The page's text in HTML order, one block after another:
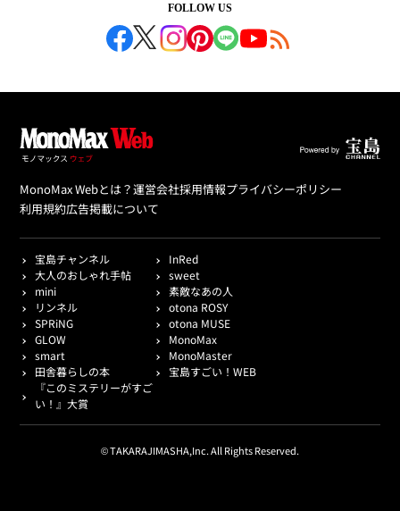
FOLLOW US
MonoMax Webとは？運営会社採用情報プライバシーポリシー
利用規約広告掲載について
宝島チャンネル
InRed
大人のおしゃれ手帖
sweet
mini
素敵なあの人
リンネル
otona ROSY
SPRiNG
otona MUSE
GLOW
MonoMax
smart
MonoMaster
田舎暮らしの本
宝島すごい！WEB
『このミステリーがすご
い！』大賞
© TAKARAJIMASHA,Inc. All Rights Reserved.